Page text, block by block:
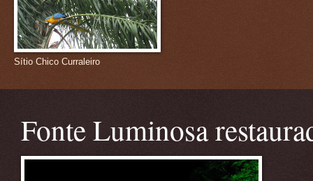
Sítio Chico Curraleiro
Fonte Luminosa